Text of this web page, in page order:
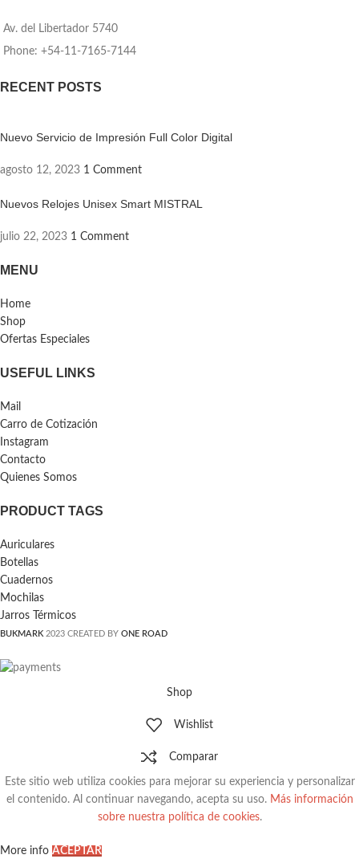
Av. del Libertador 5740
Phone: +54-11-7165-7144
RECENT POSTS
Nuevo Servicio de Impresión Full Color Digital
agosto 12, 2023 1 Comment
Nuevos Relojes Unisex Smart MISTRAL
julio 22, 2023 1 Comment
MENU
Home
Shop
Ofertas Especiales
USEFUL LINKS
Mail
Carro de Cotización
Instagram
Contacto
Quienes Somos
PRODUCT TAGS
Auriculares
Botellas
Cuadernos
Mochilas
Jarros Térmicos
BUKMARK 2023 CREATED BY ONE ROAD
Shop
Wishlist
Comparar
Este sitio web utiliza cookies para mejorar su experiencia y personalizar
el contenido. Al continuar navegando, acepta su uso. Más información
sobre nuestra política de cookies.
More info ACEPTAR